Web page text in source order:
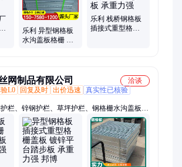
乐利 异型钢格板
水沟盖板格栅 齿
乐利 栈桥钢格板
插接式重型格栅
网制品有限公司
洽谈
L0 回复及时 出价迅速
真实性已核验
栏、锌钢护栏、草坪护栏、钢格栅水沟盖板、
栏、护栏、钢格板、围栏